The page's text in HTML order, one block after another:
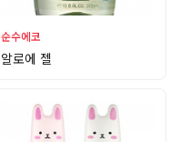
순수에코
알로에 젤